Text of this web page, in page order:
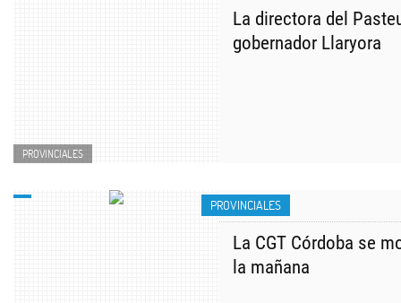
PROVINCIALES
La directora del
gobernador Llaryora
PROVINCIALES
La CGT Córdoba se
la mañana